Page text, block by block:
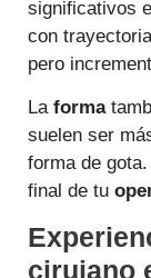
significativos
con
pero
La forma
suelen ser
forma de
final de tu
cirujano